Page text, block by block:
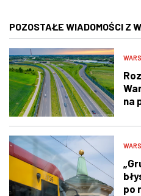
POZOSTAŁE WIADOMOŚCI Z
na
po